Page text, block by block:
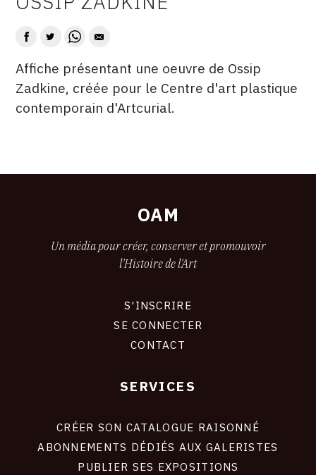
CGV
TWITTER
PINTEREST
AUTEUR
DATE
DESCRITPTION
Affiche présentant une oeuvre de Ossip
Zadkine, créée pour le Centre d'art plastique
contemporain d'Artcurial.
OAM
Un média pour créer, conserver et promouvoir
l'Histoire de l'Art
S'INSCRIRE
SE CONNECTER
CONTACT
SERVICES
CRÉER SON CATALOGUE RAISONNÉ
ABONNEMENTS DÉDIÉS AUX GALERISTES
PUBLIER SES EXPOSITIONS